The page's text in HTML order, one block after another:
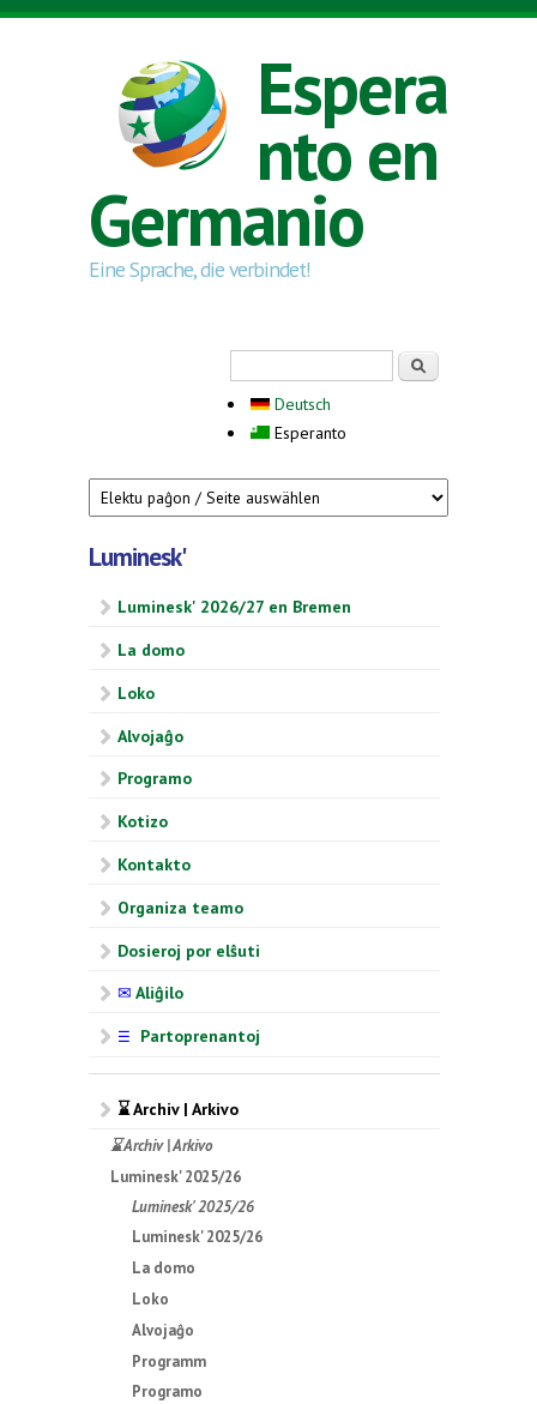
Skip to main content
Espera
nto en
Germanio
Eine Sprache, die verbindet!
Deutsch
Esperanto
Luminesk'
Luminesk' 2026/27 en Bremen
La domo
Loko
Alvojaĝo
Programo
Kotizo
Kontakto
Organiza teamo
Dosieroj por elŝuti
✉ Aliĝilo
☰ Partoprenantoj
⌛ Archiv | Arkivo
⌛ Archiv | Arkivo
Luminesk' 2025/26
Luminesk' 2025/26
Luminesk' 2025/26
La domo
Loko
Alvojaĝo
Programm
Programo